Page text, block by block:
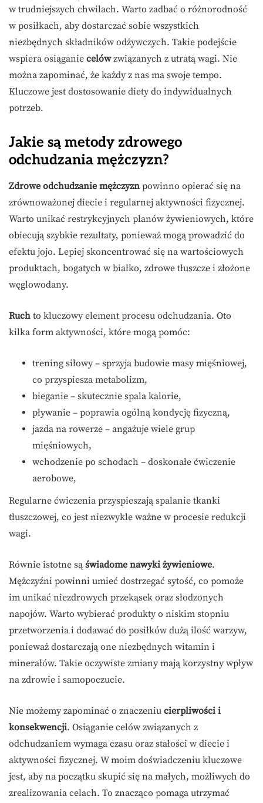
w trudniejszych chwilach. Warto zadbać o różnorodność
w posiłkach, aby dostarczać sobie wszystkich
niezbędnych składników odżywczych. Takie podejście
wspiera osiąganie celówzwiązanych z utratą wagi. Nie
można zapominać, że każdy z nas ma swoje tempo.
Kluczowe jest dostosowanie diety do indywidualnych
potrzeb.
Jakie są metody zdrowego
odchudzania mężczyzn?
Zdrowe odchudzanie mężczyzn powinno opierać się na
zrównoważonej diecie i regularnej aktywności fizycznej.
Warto unikać restrykcyjnych planów żywieniowych, które
obiecują szybkie rezultaty, ponieważ mogą prowadzić do
efektu jojo. Lepiej skoncentrować się na wartościowych
produktach, bogatych w białko, zdrowe tłuszcze i złożone
węglowodany.
Ruch to kluczowy element procesu odchudzania. Oto
kilka form aktywności, które mogą pomóc:
trening siłowy – sprzyja budowie masy mięśniowej,
co przyspiesza metabolizm,
bieganie – skutecznie spala kalorie,
pływanie – poprawia ogólną kondycję fizyczną,
jazda na rowerze – angażuje wiele grup
mięśniowych,
wchodzenie po schodach – doskonałe ćwiczenie
aerobowe,
Regularne ćwiczenia przyspieszają spalanie tkanki
tłuszczowej, co jest niezwykle ważne w procesie redukcji
wagi.
Równie istotne są świadome nawyki żywieniowe.
Mężczyźni powinni umieć dostrzegać sytość, co pomoże
im unikać niezdrowych przekąsek oraz słodzonych
napojów. Warto wybierać produkty o niskim stopniu
przetworzenia i dodawać do posiłków dużą ilość warzyw,
ponieważ dostarczają one niezbędnych witamin i
minerałów. Takie oczywiste zmiany mają korzystny wpływ
na zdrowie i samopoczucie.
Nie możemy zapominać o znaczeniu cierpliwości i
konsekwencji. Osiąganie celów związanych z
odchudzaniem wymaga czasu oraz stałości w diecie i
aktywności fizycznej. W moim doświadczeniu kluczowe
jest, aby na początku skupić się na małych, możliwych do
zrealizowania celach. To znacząco pomaga utrzymać